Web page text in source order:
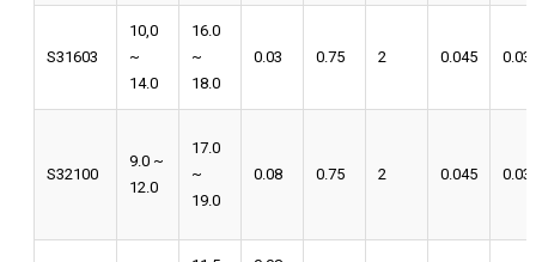
S31603
10,0
~
14.0
16.0
~
18.0
0.03 0.75 2 0.045 0.03
S32100
9.0 ~
12.0
17.0
~
19.0
0.08 0.75 2 0.045 0.03